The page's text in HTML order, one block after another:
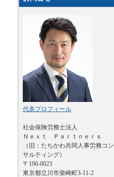
代表プロフィール
社会保険労務士法人
Ｎｅｘｔ Ｐａｒｔｎｅｒｓ
（旧：たちかわ共同人事労務コン
サルティング）
〒190-0023
東京都立川市柴崎町3-11-2